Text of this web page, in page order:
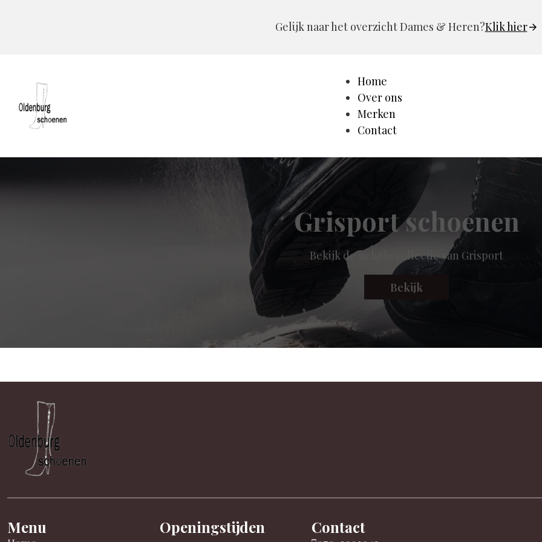
Gelijk naar het overzicht Dames & Heren?Klik hier
Home
Over ons
Merken
Contact
Grisport schoenen
Bekijk de gehele collectie van Grisport
Bekijk
Menu Openingstijden Contact